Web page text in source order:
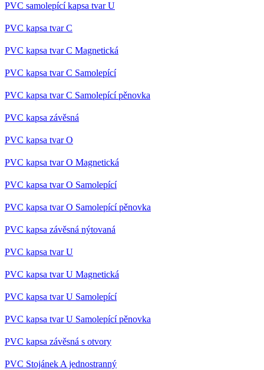
PVC samolepící kapsa tvar U
PVC kapsa tvar C
PVC kapsa tvar C Magnetická
PVC kapsa tvar C Samolepící
PVC kapsa tvar C Samolepící pěnovka
PVC kapsa závěsná
PVC kapsa tvar O
PVC kapsa tvar O Magnetická
PVC kapsa tvar O Samolepící
PVC kapsa tvar O Samolepící pěnovka
PVC kapsa závěsná nýtovaná
PVC kapsa tvar U
PVC kapsa tvar U Magnetická
PVC kapsa tvar U Samolepící
PVC kapsa tvar U Samolepící pěnovka
PVC kapsa závěsná s otvory
PVC Stojánek A jednostranný